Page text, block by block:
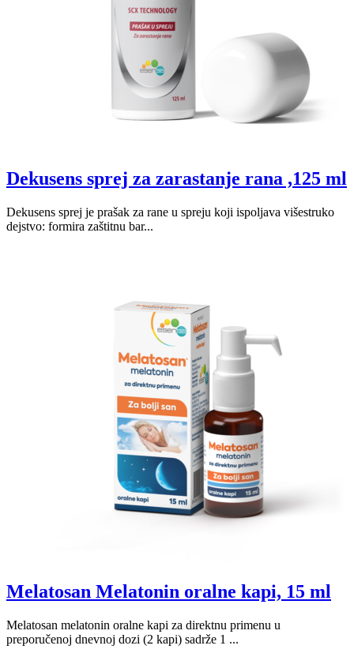
Dekusens sprej za zarastanje rana ,125 ml
Dekusens sprej je prašak za rane u spreju koji ispoljava višestruko
dejstvo: formira zaštitnu bar...
Melatosan Melatonin oralne kapi, 15 ml
Melatosan melatonin oralne kapi za direktnu primenu u
preporučenoj dnevnoj dozi (2 kapi) sadrže 1 ...